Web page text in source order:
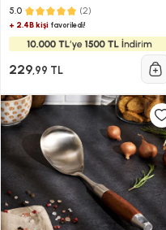
5.0 (2)
+ 2.4B kişi favoriledi!
229,99 TL